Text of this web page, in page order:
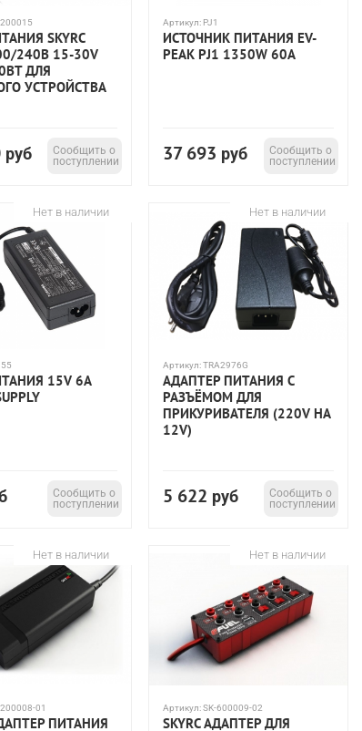
200015
SKYRC
240В 15-30V
ДЛЯ
УСТРОЙСТВА
руб
Сообщить о
поступлении
Артикул: PJ1
ИСТОЧНИК ПИТАНИЯ EV-
PEAK PJ1 1350W 60A
37 693 руб
Сообщить о
поступлении
Нет в наличии
15V 6A
Сообщить о
поступлении
Нет в наличии
Артикул:TRA2976G
АДАПТЕР ПИТАНИЯ С
РАЗЪЁМОМ ДЛЯ
ПРИКУРИВАТЕЛЯ (220V НА
12V)
5 622 руб
Сообщить о
поступлении
Нет в наличии
01
ПИТАНИЯ
Нет в наличии
Артикул:SK-600009-02
SKYRC АДАПТЕР ДЛЯ